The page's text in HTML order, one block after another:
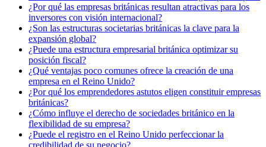
¿Por qué las empresas británicas resultan atractivas para los
inversores con visión internacional?
¿Son las estructuras societarias británicas la clave para la
expansión global?
¿Puede una estructura empresarial británica optimizar su
posición fiscal?
¿Qué ventajas poco comunes ofrece la creación de una
empresa en el Reino Unido?
¿Por qué los emprendedores astutos eligen constituir empresas
británicas?
¿Cómo influye el derecho de sociedades británico en la
flexibilidad de su empresa?
¿Puede el registro en el Reino Unido perfeccionar la
credibilidad de su negocio?